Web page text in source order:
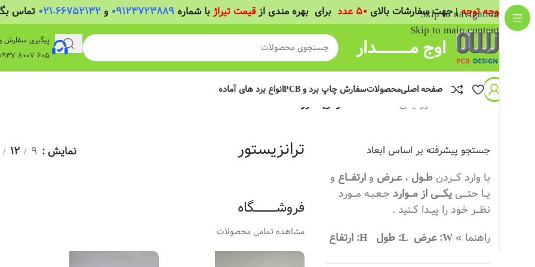
Skip to navigation
Skip to main content
( توجه توجه| جهت سفارشات بالای 50 عدد برای بهره مندی ازقیمت تیراژبا شماره 09123723889 و66752132-021 تماس
اوج مــــــــــــــدار
پیگیری سفارش
605 8007 0937 واتساپ
صفحه اصلیمحصولاتسفارش چاپ برد و PCB انواع برد های آماده
خانه قطعات الکترونیکی ترانزیستور
جستجو پیشرفته بر اساس ابعاد
با وارد کـــردن طــول ،عــرض و ارتفـــاع و
یــا حتــــی یکــــی از مـــوارد جـعـبـه مـــورد
نظـــر خود را پیــدا کــنید .
راهنما » W: عرض L: طول H: ارتفاع
ترانزیستور نمایش 9
12
فروشــــــــــــگاه
مشاهده تمامی محصولات